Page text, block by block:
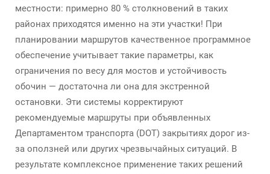
местности: примерно 80 % столкновений в таких
районах приходятся именно на эти участки! При
планировании маршрутов качественное программное
обеспечение учитывает такие параметры, как
ограничения по весу для мостов и устойчивость
обочин — достаточна ли она для экстренной
остановки. Эти системы корректируют
рекомендуемые маршруты при объявленных
Департаментом транспорта (DOT) закрытиях дорог из-
за оползней или других чрезвычайных ситуаций. В
результате комплексное применение таких решений